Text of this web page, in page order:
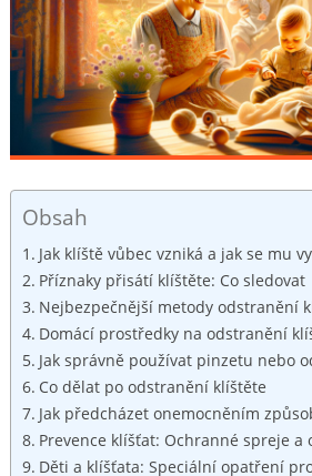
Obsah
Jak klíště vůbec vzniká a jak se mu
Příznaky přisátí klíštěte: Co sledovat
Nejbezpečnější metody odstranění
Domácí prostředky na odstranění
Jak správně používat pinzetu nebo
Co dělat po odstranění klíštěte
Jak předcházet onemocněním
Prevence klíšťat: Ochranné spreje a
Děti a klíšťata: Speciální opatření